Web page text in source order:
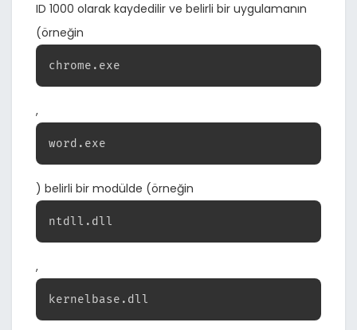
ID 1000 olarak kaydedilir ve belirli bir uygulamanın
(örneğin
chrome.exe
,
word.exe
) belirli bir modülde (örneğin
ntdll.dll
,
kernelbase.dll